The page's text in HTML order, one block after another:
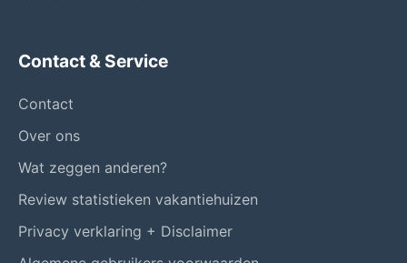
Contact & Service
Contact
Over ons
Wat zeggen anderen?
Review statistieken vakantiehuizen
Privacy verklaring + Disclaimer